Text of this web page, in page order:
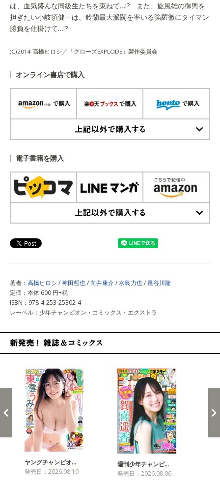
は、血気盛んな同級生たちを束ねて…!? また、旋風雄の御輿を
担ぎたい小岐須健一は、鈴蘭最大派閥を率いる強羅徹にタイマン
勝負を仕掛けて…!?
(C)2014 高橋ヒロシ／「クローズEXPLODE」製作委員会
オンライン書店で購入
電子書籍を購入
著者： 高橋ヒロシ /神田哲也/向井康介/水島力也/長谷川隆
定価：本体 600 円+税
ISBN：978-4-253-25302-4
レーベル：少年チャンピオン・コミックス・エクストラ
ヤングチャンピオ…
発売日：2026.08.10
週刊少年チャンピ…
発売日：2026.08.06